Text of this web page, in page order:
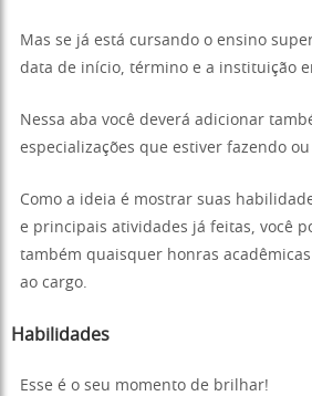
Mas se já está cursando o ensino
data de início, término e a instituição
Nessa aba você deverá adicionar
especializações que estiver fazendo
Como a ideia é mostrar suas
e principais atividades já feitas, você
também quaisquer honras
ao cargo.
Habilidades
Esse é o seu momento de brilhar!